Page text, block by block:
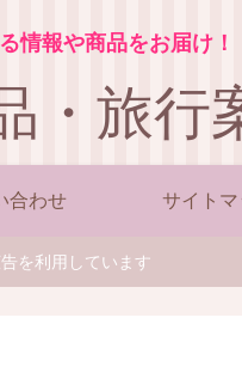
情報や商品をお届け！
・旅行
合わせ サイト
を利用しています